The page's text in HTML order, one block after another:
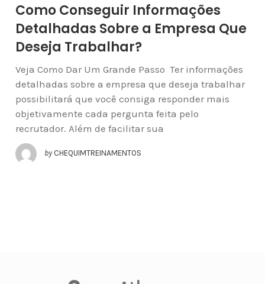
Como Conseguir Informações
Detalhadas Sobre a Empresa Que
Deseja Trabalhar?
Veja Como Dar Um Grande Passo Ter informações
detalhadas sobre a empresa que deseja trabalhar
possibilitará que você consiga responder mais
objetivamente cada pergunta feita pelo
recrutador. Além de facilitar sua
by CHEQUIMTREINAMENTOS